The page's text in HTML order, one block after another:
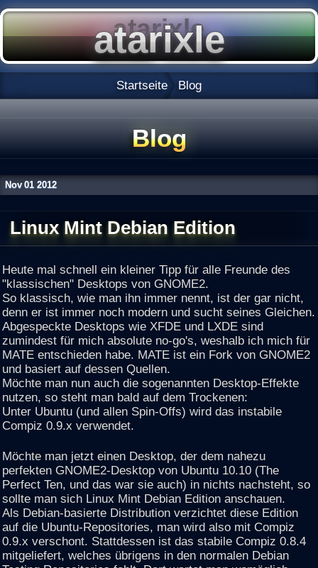
Startseite Blog
Blog
Nov 01 2012
Linux Mint Debian Edition
Heute mal schnell ein kleiner Tipp für alle Freunde des
"klassischen" Desktops von GNOME2.
So klassisch, wie man ihn immer nennt, ist der gar nicht,
denn er ist immer noch modern und sucht seines Gleichen.
Abgespeckte Desktops wie XFDE und LXDE sind
zumindest für mich absolute no-go's, weshalb ich mich für
MATE entschieden habe. MATE ist ein Fork von GNOME2
und basiert auf dessen Quellen.
Möchte man nun auch die sogenannten Desktop-Effekte
nutzen, so steht man bald auf dem Trockenen:
Unter Ubuntu (und allen Spin-Offs) wird das instabile
Compiz 0.9.x verwendet.
Möchte man jetzt einen Desktop, der dem nahezu
perfekten GNOME2-Desktop von Ubuntu 10.10 (The
Perfect Ten, und das war sie auch) in nichts nachsteht, so
sollte man sich Linux Mint Debian Edition anschauen.
Als Debian-basierte Distribution verzichtet diese Edition
auf die Ubuntu-Repositories, man wird also mit Compiz
0.9.x verschont. Stattdessen ist das stabile Compiz 0.8.4
mitgeliefert, welches übrigens in den normalen Debian